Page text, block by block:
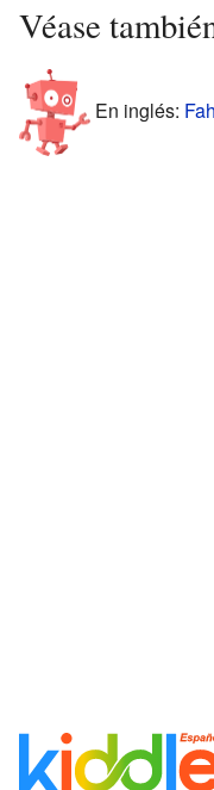
Véase
En inglés: